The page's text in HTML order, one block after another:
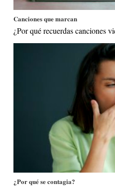
Canciones que marcan
¿Por qué recuerdas canciones
¿Por qué se contagia?